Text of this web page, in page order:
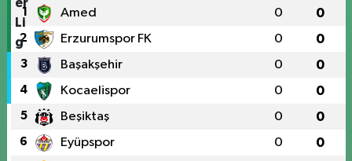
1 Amed 0 0
2 Erzurumspor FK 0 0
3 Başakşehir 0 0
4 Kocaelispor 0 0
5 Beşiktaş 0 0
6 Eyüpspor 0 0